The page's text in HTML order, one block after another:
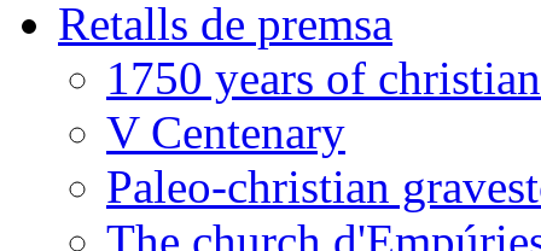
Retalls de premsa
1750 years of
V Centenary
Paleo-christian
The church